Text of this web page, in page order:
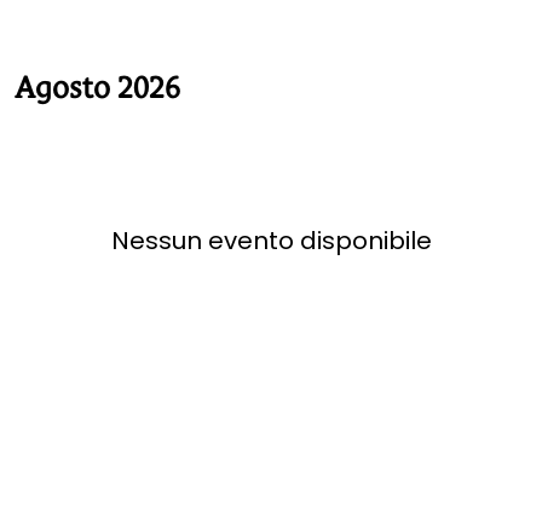
Agosto 2026
Nessun evento disponibile